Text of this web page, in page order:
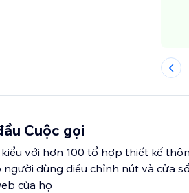
Cuộc gọi
với hơn 100 tổ hợp thiết kế
dùng điều chỉnh nút và cửa
của họ